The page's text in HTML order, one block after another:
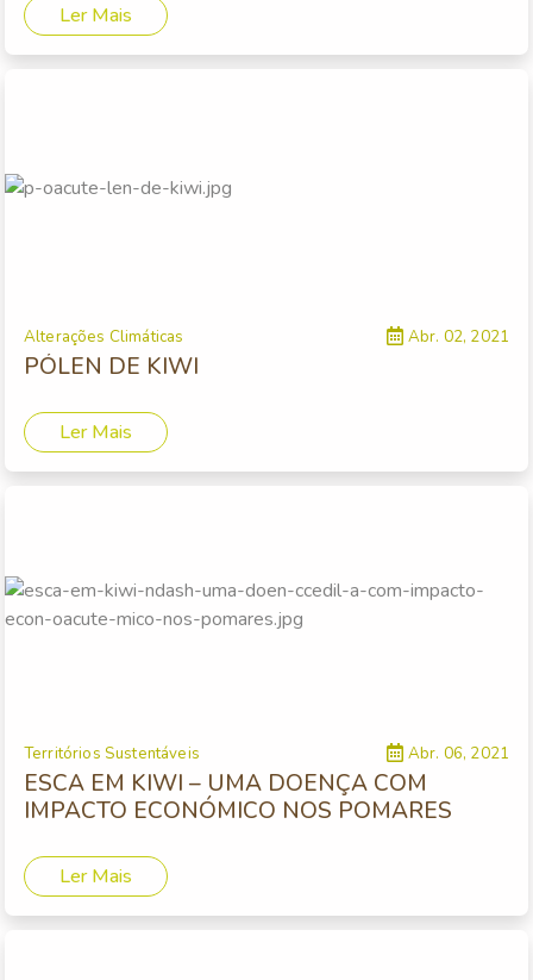
Ler Mais
Alterações Climáticas Abr. 02, 2021
PÓLEN DE KIWI
Ler Mais
Territórios Sustentáveis Abr. 06, 2021
ESCA EM KIWI – UMA DOENÇA COM
IMPACTO ECONÓMICO NOS POMARES
Ler Mais